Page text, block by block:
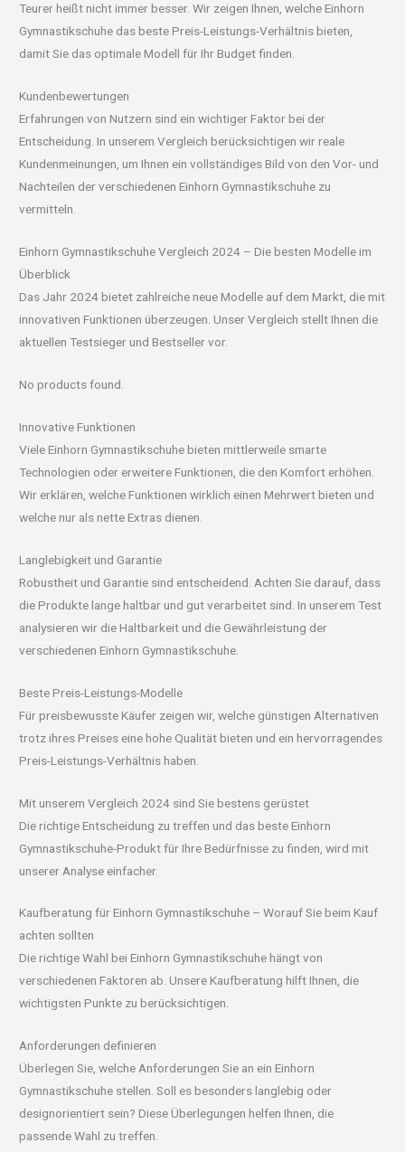
Teurer heißt nicht immer besser. Wir zeigen Ihnen, welche Einhorn
Gymnastikschuhe das beste Preis-Leistungs-Verhältnis bieten,
damit Sie das optimale Modell für Ihr Budget finden.
Kundenbewertungen
Erfahrungen von Nutzern sind ein wichtiger Faktor bei der
Entscheidung. In unserem Vergleich berücksichtigen wir reale
Kundenmeinungen, um Ihnen ein vollständiges Bild von den Vor- und
Nachteilen der verschiedenen Einhorn Gymnastikschuhe zu
vermitteln.
Einhorn Gymnastikschuhe Vergleich 2024 – Die besten Modelle im
Überblick
Das Jahr 2024 bietet zahlreiche neue Modelle auf dem Markt, die mit
innovativen Funktionen überzeugen. Unser Vergleich stellt Ihnen die
aktuellen Testsieger und Bestseller vor.
No products found.
Innovative Funktionen
Viele Einhorn Gymnastikschuhe bieten mittlerweile smarte
Technologien oder erweitere Funktionen, die den Komfort erhöhen.
Wir erklären, welche Funktionen wirklich einen Mehrwert bieten und
welche nur als nette Extras dienen.
Langlebigkeit und Garantie
Robustheit und Garantie sind entscheidend. Achten Sie darauf, dass
die Produkte lange haltbar und gut verarbeitet sind. In unserem Test
analysieren wir die Haltbarkeit und die Gewährleistung der
verschiedenen Einhorn Gymnastikschuhe.
Beste Preis-Leistungs-Modelle
Für preisbewusste Käufer zeigen wir, welche günstigen Alternativen
trotz ihres Preises eine hohe Qualität bieten und ein hervorragendes
Preis-Leistungs-Verhältnis haben.
Mit unserem Vergleich 2024 sind Sie bestens gerüstet
Die richtige Entscheidung zu treffen und das beste Einhorn
Gymnastikschuhe-Produkt für Ihre Bedürfnisse zu finden, wird mit
unserer Analyse einfacher.
Kaufberatung für Einhorn Gymnastikschuhe – Worauf Sie beim Kauf
achten sollten
Die richtige Wahl bei Einhorn Gymnastikschuhe hängt von
verschiedenen Faktoren ab. Unsere Kaufberatung hilft Ihnen, die
wichtigsten Punkte zu berücksichtigen.
Anforderungen definieren
Überlegen Sie, welche Anforderungen Sie an ein Einhorn
Gymnastikschuhe stellen. Soll es besonders langlebig oder
designorientiert sein? Diese Überlegungen helfen Ihnen, die
passende Wahl zu treffen.